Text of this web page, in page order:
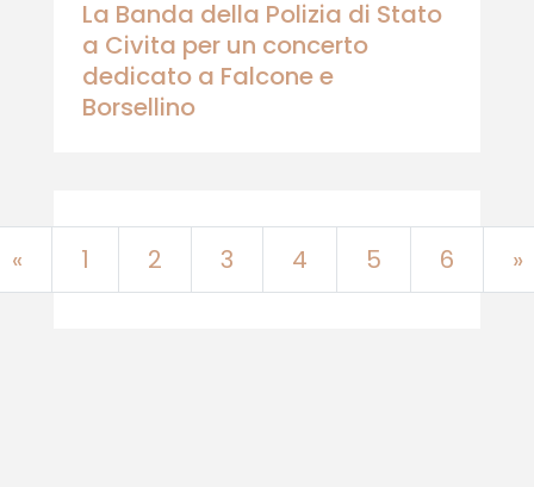
La Banda della Polizia di Stato
a Civita per un concerto
dedicato a Falcone e
Borsellino
«Previous
1 2 3 4 5 6 »